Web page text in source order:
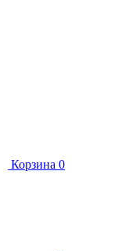
Корзина 0